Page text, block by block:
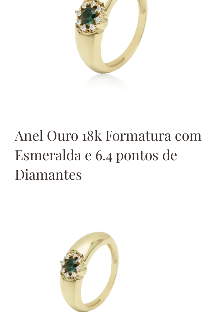
Anel Ouro 18k Formatura com
Esmeralda e 6.4 pontos de
Diamantes